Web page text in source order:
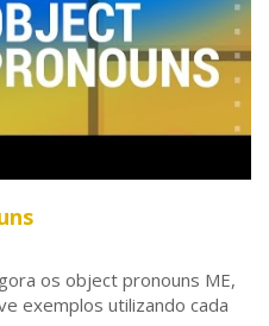
os object pronouns ME,
exemplos utilizando cada